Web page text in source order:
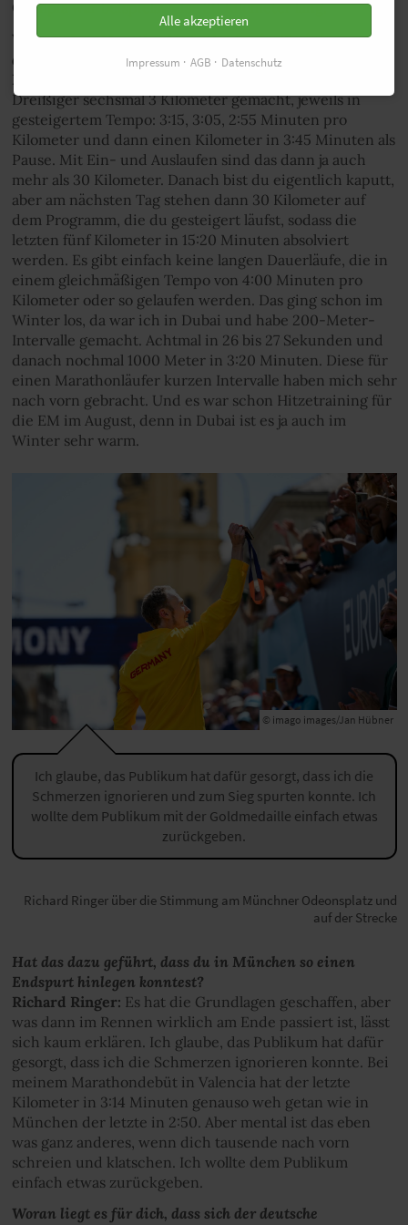
Olympia war beispielsweise 30 Kilometer lang.
Viele andere Marathonläufer laufen im Training
deutlich länger …
Richard Ringer:
Dreißiger sechsmal 3 Kilometer gemacht, jeweils in
gesteigertem Tempo: 3:15, 3:05, 2:55 Minuten pro
Kilometer und dann einen Kilometer in 3:45 Minuten als
Pause. Mit Ein- und Auslaufen sind das dann ja auch
mehr als 30 Kilometer. Danach bist du eigentlich kaputt,
aber am nächsten Tag stehen dann 30 Kilometer auf
dem Programm, die du gesteigert läufst, sodass die
letzten fünf Kilometer in 15:20 Minuten absolviert
werden. Es gibt einfach keine langen Dauerläufe, die in
einem gleichmäßigen Tempo von 4:00 Minuten pro
Kilometer oder so gelaufen werden. Das ging schon im
Winter los, da war ich in Dubai und habe 200-Meter-
Intervalle gemacht. Achtmal in 26 bis 27 Sekunden und
danach nochmal 1000 Meter in 3:20 Minuten. Diese für
einen Marathonläufer kurzen Intervalle haben mich sehr
nach vorn gebracht. Und es war schon Hitzetraining für
die EM im August, denn in Dubai ist es ja auch im
Winter sehr warm.
© imago images/Jan Hübner
Ich glaube, das Publikum hat dafür gesorgt, dass ich die
Schmerzen ignorieren und zum Sieg spurten konnte. Ich
wollte dem Publikum mit der Goldmedaille einfach etwas
zurückgeben.
Richard Ringer über die Stimmung am Münchner Odeonsplatz und
auf der Strecke
Hat das dazu geführt, dass du in München so einen
Endspurt hinlegen konntest?
Richard Ringer: Es hat die Grundlagen geschaffen, aber
was dann im Rennen wirklich am Ende passiert ist, lässt
sich kaum erklären. Ich glaube, das Publikum hat dafür
gesorgt, dass ich die Schmerzen ignorieren konnte. Bei
meinem Marathondebüt in Valencia hat der letzte
Kilometer in 3:14 Minuten genauso weh getan wie in
München der letzte in 2:50. Aber mental ist das eben
was ganz anderes, wenn dich tausende nach vorn
schreien und klatschen. Ich wollte dem Publikum
einfach etwas zurückgeben.
Woran liegt es für dich, dass sich der deutsche
Alle akzeptieren
Impressum AGB Datenschutz